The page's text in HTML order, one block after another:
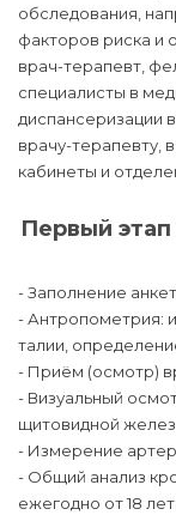
обследования,
факторов риска и
врач-терапевт,
специалисты в
диспансеризации
врачу-терапевту,
кабинеты и
Первый
- Заполнение
- Антропометрия:
талии,
- Приём (осмотр)
- Визуальный
щитовидной
- Измерение
- Общий анализ
ежегодно от 18 лет;